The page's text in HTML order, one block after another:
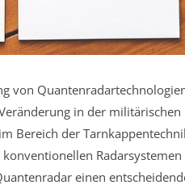
von
in der militärischen
Bereich der
Radarsystemen
einen